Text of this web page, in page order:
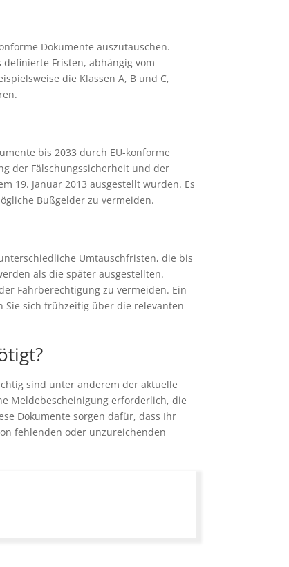
Dokumente auszutauschen.
Fristen, abhängig vom
die Klassen A, B und C,
bis 2033 durch EU-konforme
der Fälschungssicherheit und der
19. Januar 2013 ausgestellt wurden. Es
Bußgelder zu vermeiden.
Umtauschfristen, die bis
als die später ausgestellten.
Fahrberechtigung zu vermeiden. Ein
sich frühzeitig über die relevanten
sind unter anderem der aktuelle
Meldebescheinigung erforderlich, die
Dokumente sorgen dafür, dass Ihr
fehlenden oder unzureichenden